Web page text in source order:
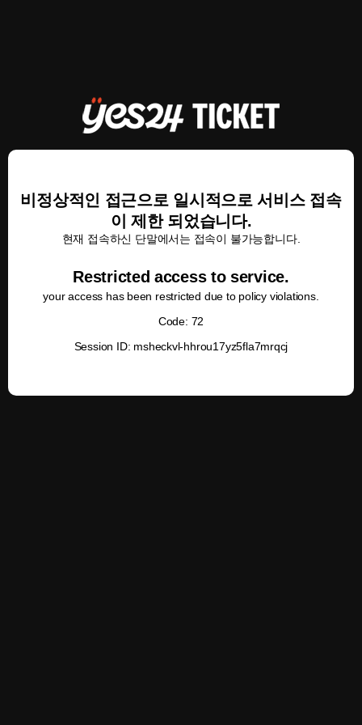
비정상적인 접근으로 일시적으로 서비스 접속
이 제한 되었습니다.
현재 접속하신 단말에서는 접속이 불가능합니다.
Restricted access to service.
your access has been restricted due to policy violations.
Code: 72
Session ID: msheckvl-hhrou17yz5fla7mrqcj